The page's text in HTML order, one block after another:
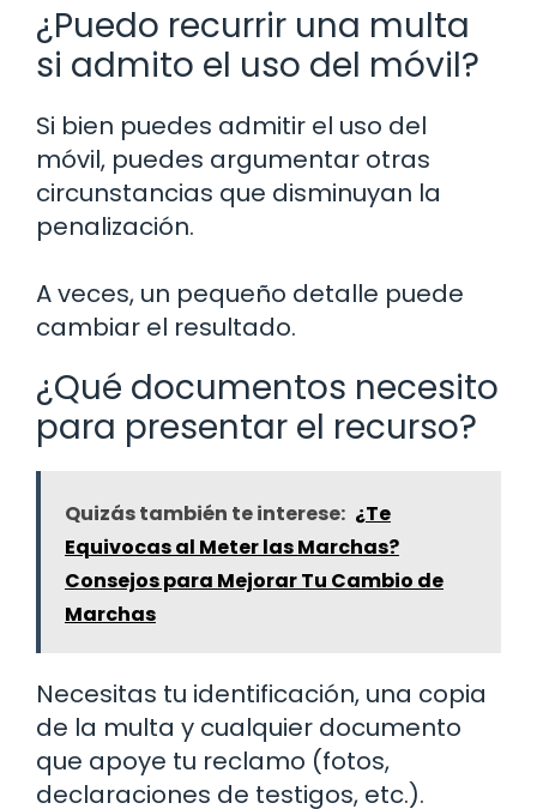
¿Puedo recurrir una multa
si admito el uso del móvil?
Si bien puedes admitir el uso del
móvil, puedes argumentar otras
circunstancias que disminuyan la
penalización.
A veces, un pequeño detalle puede
cambiar el resultado.
¿Qué documentos necesito
para presentar el recurso?
Quizás también te interese: ¿Te
Equivocas al Meter las Marchas?
Consejos para Mejorar Tu Cambio de
Marchas
Necesitas tu identificación, una copia
de la multa y cualquier documento
que apoye tu reclamo (fotos,
declaraciones de testigos, etc.).